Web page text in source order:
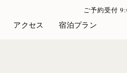
ご予約受付
アクセス 宿泊プラン